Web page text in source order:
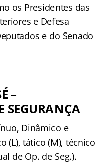
os Presidentes das
e Defesa
e do Senado
–
SEGURANÇA
Dinâmico e
(L), tático (M), técnico
de Op. de Seg.).